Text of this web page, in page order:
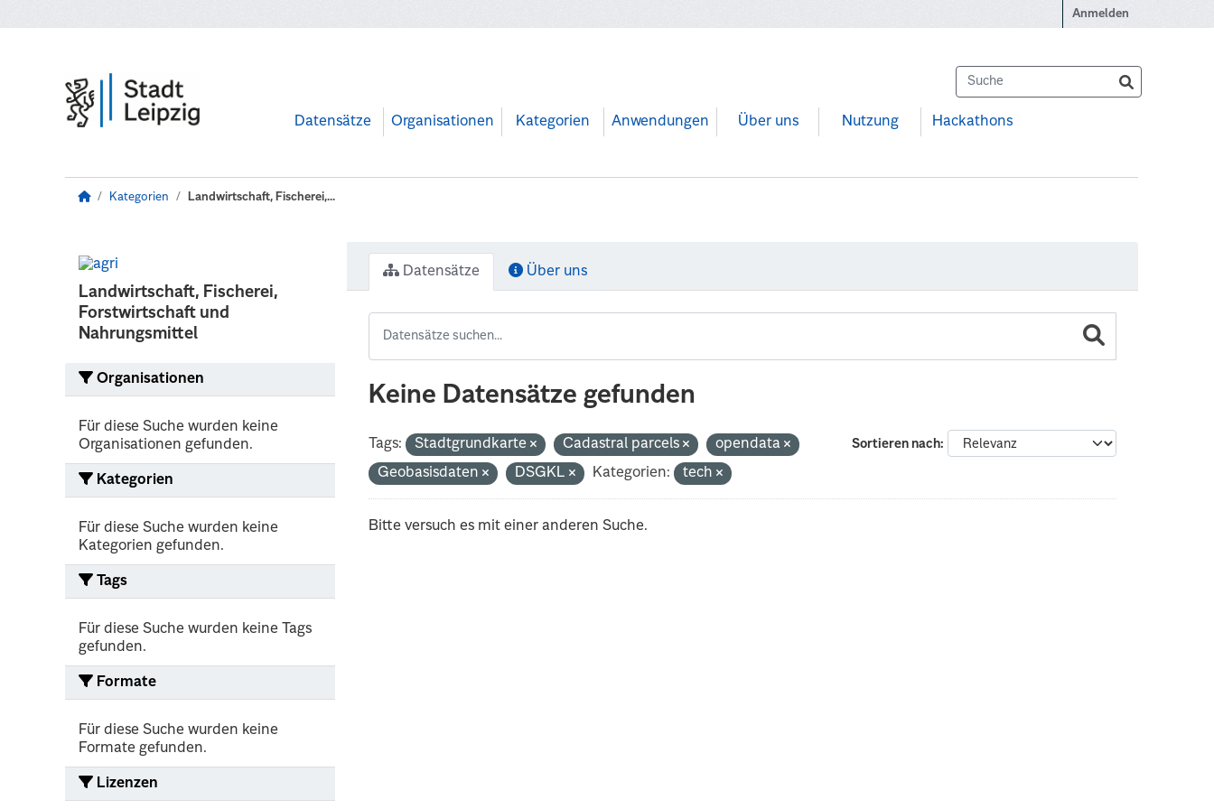
Anmelden
Datensätze Organisationen Kategorien Anwendungen Über uns Nutzung Hackathons
Kategorien Landwirtschaft, Fischerei,...
Landwirtschaft, Fischerei,
Forstwirtschaft und
Nahrungsmittel
Organisationen
Für diese Suche wurden keine
Organisationen gefunden.
Kategorien
Für diese Suche wurden keine
Kategorien gefunden.
Tags
Für diese Suche wurden keine Tags
gefunden.
Formate
Für diese Suche wurden keine
Formate gefunden.
Lizenzen
Datensätze Über uns
Keine Datensätze gefunden
Sortieren nach
Tags: Stadtgrundkarte Cadastral parcels
opendata
Geobasisdaten
DSGKL Kategorien: tech
Bitte versuch es mit einer anderen Suche.